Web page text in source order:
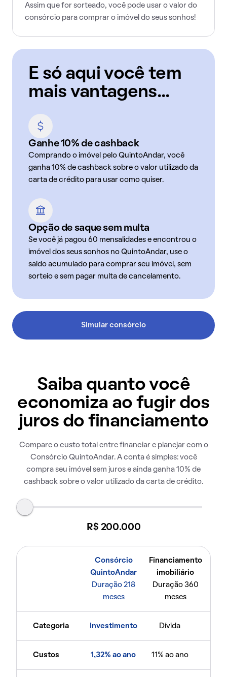
Assim que for sorteado, você pode usar o valor do
consórcio para comprar o imóvel do seus sonhos!
E só aqui você tem
mais vantagens...
Ganhe 10% de cashback
Comprando o imóvel pelo QuintoAndar, você
ganha 10% de cashback sobre o valor utilizado da
carta de crédito para usar como quiser.
Opção de saque sem multa
Se você já pagou 60 mensalidades e encontrou o
imóvel dos seus sonhos no QuintoAndar, use o
saldo acumulado para comprar seu imóvel, sem
sorteio e sem pagar multa de cancelamento.
Simular consórcio
Saiba quanto você
economiza ao fugir dos
juros do financiamento
Compare o custo total entre financiar e planejar com o
Consórcio QuintoAndar. A conta é simples: você
compra seu imóvel sem juros e ainda ganha 10% de
cashback sobre o valor utilizado da carta de crédito.
R$ 200.000
Consórcio
QuintoAndar
Duração 218
meses
Financiamento
imobiliário
Duração 360
meses
Categoria Investimento Dívida
Custos 1,32% ao ano 11% ao ano